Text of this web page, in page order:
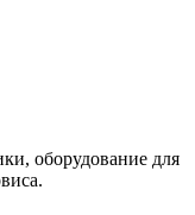
оборудование для